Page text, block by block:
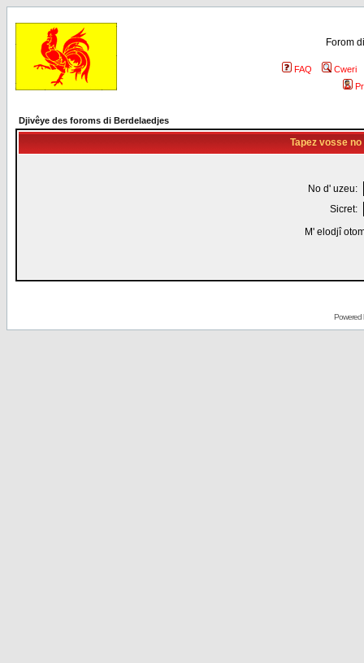
Forom
FAQ
Cweri
Djivêye des foroms di Berdelaedjes
Tapez vosse
No d' uzeu:
Sicret:
M' elodjî
Powered